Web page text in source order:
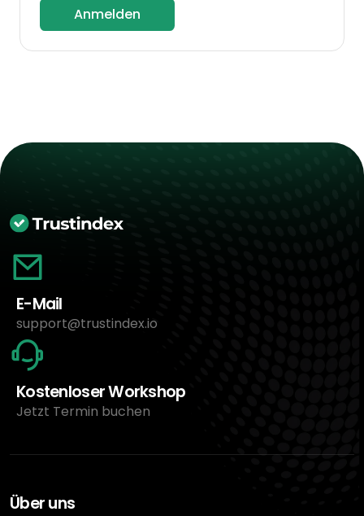
Anmelden
E-Mail
support@trustindex.io
Kostenloser Workshop
Jetzt Termin buchen
Über uns